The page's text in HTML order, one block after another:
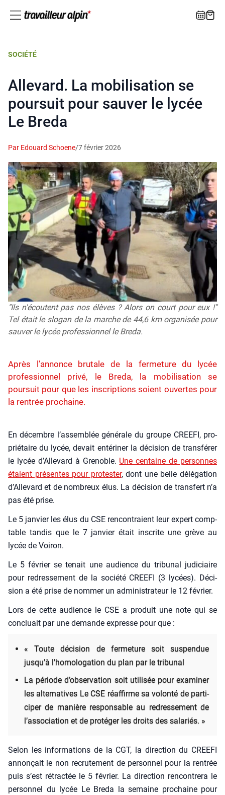
SOCIÉTÉ
Allevard. La mobilisation se
poursuit pour sauver le lycée
Le Breda
Par Edouard Schoene/7 février 2026
"Ils n'écoutent pas nos élèves ? Alors on court pour eux !"
Tel était le slogan de la marche de 44,6 km organisée pour
sauver le lycée professionnel le Breda.
Après l’annonce brutale de la fermeture du lycée
professionnel privé, le Breda, la mobilisation se
poursuit pour que les inscriptions soient ouvertes pour
la rentrée prochaine.
En décembre l’assemblée géné­rale du groupe CREEFI, pro­
prié­taire du lycée, devait enté­ri­ner la déci­sion de trans­fé­rer
le lycée d’Allevard à Gre­noble. Une cen­taine de per­sonnes
étaient pré­sentes pour pro­tes­ter, dont une belle délé­ga­tion
d’Allevard et de nom­breux élus. La déci­sion de trans­fert n’a
pas été prise.
Le 5 jan­vier les élus du CSE ren­con­traient leur expert comp­
table tan­dis que le 7 jan­vier était ins­crite une grève au
lycée de Voi­ron.
Le 5 février se tenait une audience du tri­bu­nal judi­ciaire
pour redres­se­ment de la socié­té CREEFI (3 lycées). Déci­
sion a été prise de nom­mer un admi­nis­tra­teur le 12 février.
Lors de cette audience le CSE a pro­duit une note qui se
concluait par une demande expresse pour que :
« Toute déci­sion de fer­me­ture soit sus­pen­due
jusqu’à l’homologation du plan par le tri­bu­nal
La période d’observation soit uti­li­sée pour exa­mi­ner
les alter­na­tives Le CSE réaf­firme sa volon­té de par­ti­
ci­per de manière res­pon­sable au redres­se­ment de
l’association et de pro­té­ger les droits des sala­riés. »
Selon les infor­ma­tions de la CGT, la direc­tion du CREEFI
annon­çait le non recru­te­ment de per­son­nel pour la ren­trée
puis s’est rétrac­tée le 5 février. La direc­tion ren­con­tre­ra le
per­son­nel du lycée Le Bre­da la semaine pro­chaine pour